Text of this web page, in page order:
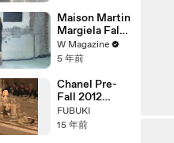
Maison Martin
Margiela Fall
2011
W Magazine
5 年前
Chanel Pre-
Fall 2012
Paris-Bombay
Fashion Show
FUBUKI
15 年前